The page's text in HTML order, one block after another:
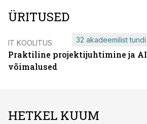
ÜRITUSED
IT KOOLITUS
Praktiline projektijuhtimine ja AI
võimalused
32 akadeemilist tundi
HETKEL KUUM